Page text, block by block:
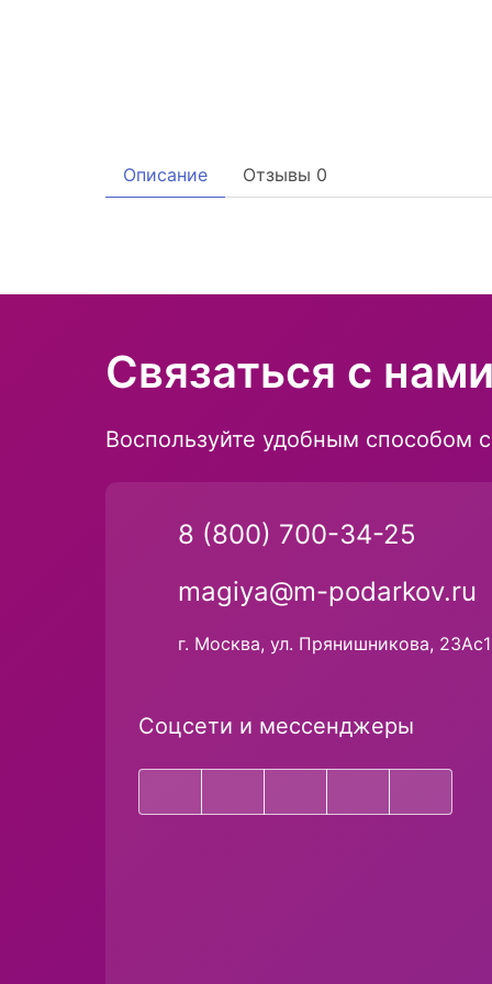
Описание Отзывы 0
Связаться с
Воспользуйте удобным способом
8 (800) 700-34-25
magiya@m-podarkov.ru
г. Москва, ул. Прянишникова, 23Ас1
Соцсети и мессенджеры